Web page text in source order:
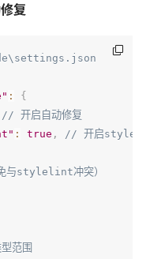
复
:
{
// 开启自动修复
: true ,
// 开启
与stylelint冲突）
范围